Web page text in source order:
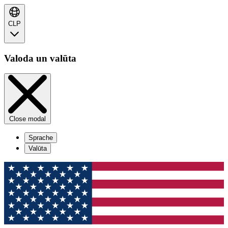
CLP
Valoda un valūta
Close modal
Sprache
Valūta